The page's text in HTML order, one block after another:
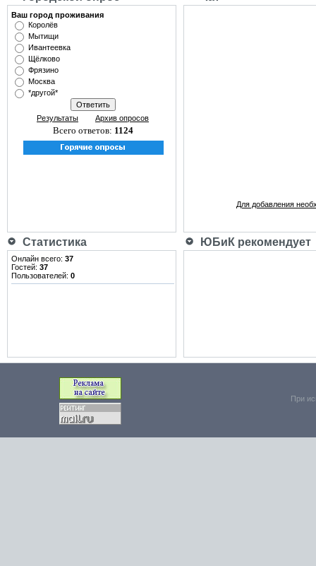
Ваш город проживания
Королёв
Мытищи
Ивантеевка
Щёлково
Фрязино
Москва
*другой*
Результаты Архив опросов
Всего ответов: 1124
Для добавления
Статистика ЮБиК рекомендует
Онлайн всего: 37
Гостей: 37
Пользователей: 0
При